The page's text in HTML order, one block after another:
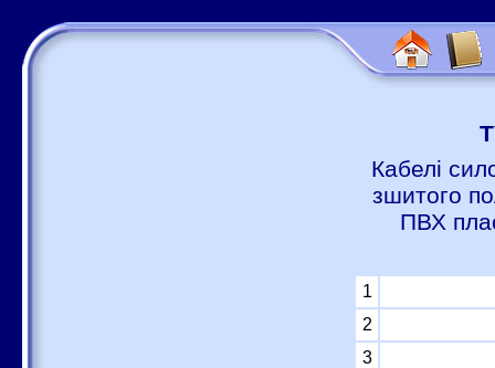
Кабелі
зшитого
ПВХ
1
2
3